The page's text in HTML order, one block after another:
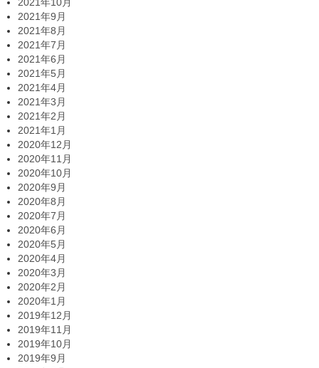
2021年9月
2021年8月
2021年7月
2021年6月
2021年5月
2021年4月
2021年3月
2021年2月
2021年1月
2020年12月
2020年11月
2020年10月
2020年9月
2020年8月
2020年7月
2020年6月
2020年5月
2020年4月
2020年3月
2020年2月
2020年1月
2019年12月
2019年11月
2019年10月
2019年9月